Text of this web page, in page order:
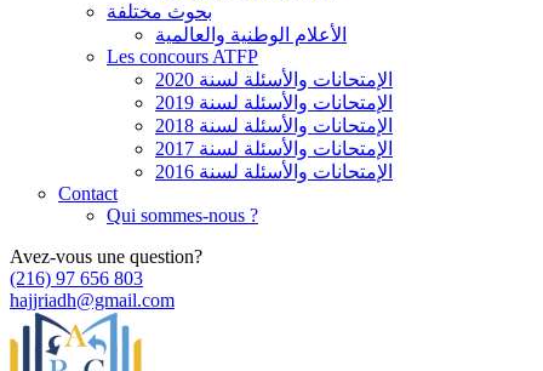
بحوث مختلفة
الأعلام الوطنية والعالمية
Les concours ATFP
الإمتحانات والأسئلة لسنة 2020
الإمتحانات والأسئلة لسنة 2019
الإمتحانات والأسئلة لسنة 2018
الإمتحانات والأسئلة لسنة 2017
الإمتحانات والأسئلة لسنة 2016
Contact
Qui sommes-nous ?
Avez-vous une question?
(216) 97 656 803
hajjriadh@gmail.com